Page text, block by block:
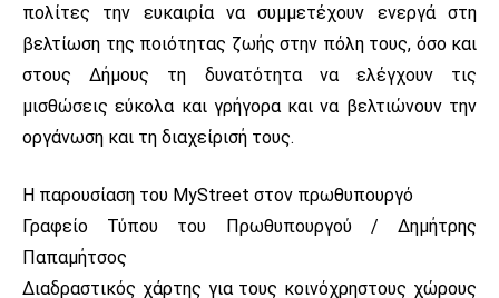
πολίτες την ευκαιρία να συμμετέχουν ενεργά στη
βελτίωση της ποιότητας ζωής στην πόλη τους, όσο και
στους Δήμους τη δυνατότητα να ελέγχουν τις
μισθώσεις εύκολα και γρήγορα και να βελτιώνουν την
οργάνωση και τη διαχείρισή τους.
Η παρουσίαση του MyStreet στον πρωθυπουργό
Γραφείο Τύπου του Πρωθυπουργού / Δημήτρης
Παπαμήτσος
Διαδραστικός χάρτης για τους κοινόχρηστους χώρους